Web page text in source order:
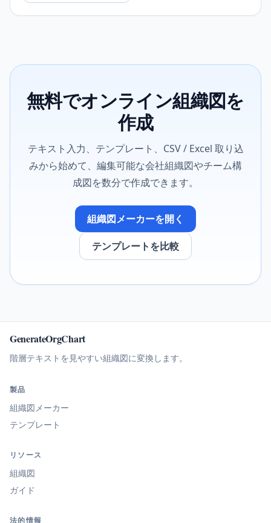
無料でオンライン組織図を
作成
テキスト入力、テンプレート、CSV / Excel 取り込
みから始めて、編集可能な会社組織図やチーム構
成図を数分で作成できます。
組織図メーカーを開く
テンプレートを比較
GenerateOrgChart
階層テキストを見やすい組織図に変換します。
製品
組織図メーカー
テンプレート
リソース
組織図
ガイド
法的情報